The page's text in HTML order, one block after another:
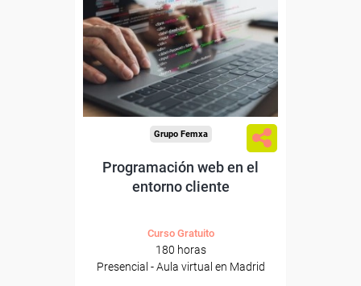
Para desempleados,
trabajadores y autónomos.
Para todos los sectores.
Grupo Femxa
Programación web en el
entorno cliente
Curso Gratuito
180 horas
Presencial - Aula virtual en Madrid